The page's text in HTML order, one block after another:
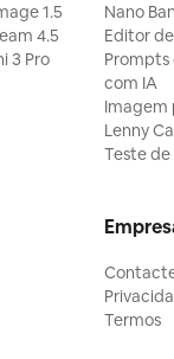
1.5
4.5
3 Pro
Nano
Editor
com IA
Imagem
Lenny
Teste
Termos